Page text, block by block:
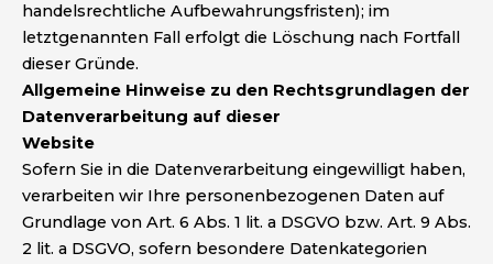
handelsrechtliche Aufbewahrungsfristen); im
letztgenannten Fall erfolgt die Löschung nach Fortfall
dieser Gründe.
Allgemeine Hinweise zu den Rechtsgrundlagen der
Datenverarbeitung auf dieser
Website
Sofern Sie in die Datenverarbeitung eingewilligt haben,
verarbeiten wir Ihre personenbezogenen Daten auf
Grundlage von Art. 6 Abs. 1 lit. a DSGVO bzw. Art. 9 Abs.
2 lit. a DSGVO, sofern besondere Datenkategorien